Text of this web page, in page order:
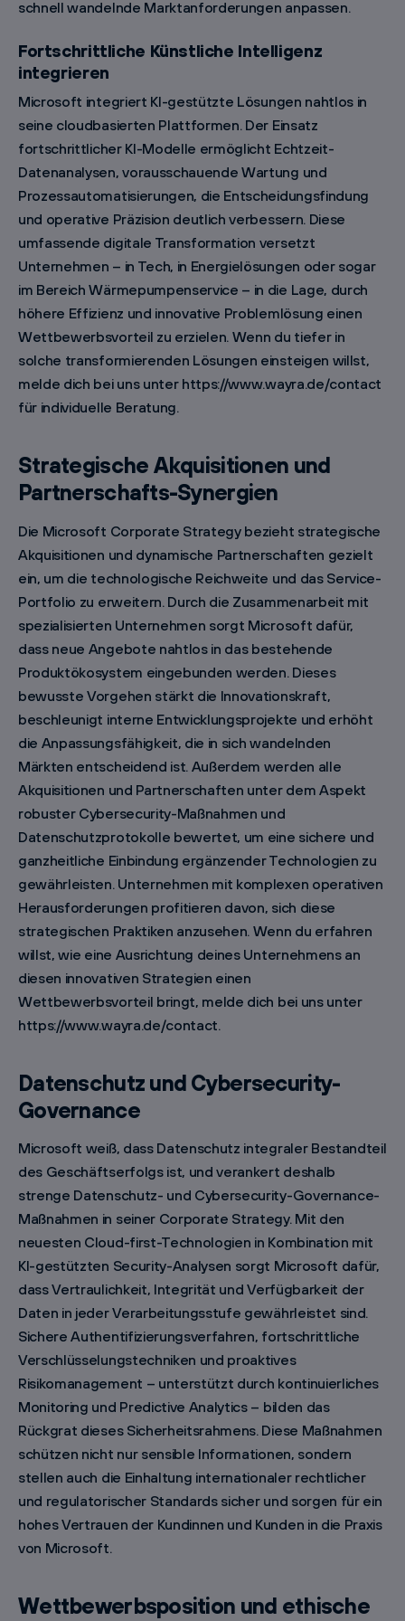
schnell wandelnde Marktanforderungen anpassen.
Fortschrittliche Künstliche Intelligenz
integrieren
Microsoft integriert KI-gestützte Lösungen nahtlos in
seine cloudbasierten Plattformen. Der Einsatz
fortschrittlicher KI-Modelle ermöglicht Echtzeit-
Datenanalysen, vorausschauende Wartung und
Prozessautomatisierungen, die Entscheidungsfindung
und operative Präzision deutlich verbessern. Diese
umfassende digitale Transformation versetzt
Unternehmen – in Tech, in Energielösungen oder sogar
im Bereich Wärmepumpenservice – in die Lage, durch
höhere Effizienz und innovative Problemlösung einen
Wettbewerbsvorteil zu erzielen. Wenn du tiefer in
solche transformierenden Lösungen einsteigen willst,
melde dich bei uns unter https://www.wayra.de/contact
für individuelle Beratung.
Strategische Akquisitionen und
Partnerschafts-Synergien
Die Microsoft Corporate Strategy bezieht strategische
Akquisitionen und dynamische Partnerschaften gezielt
ein, um die technologische Reichweite und das Service-
Portfolio zu erweitern. Durch die Zusammenarbeit mit
spezialisierten Unternehmen sorgt Microsoft dafür,
dass neue Angebote nahtlos in das bestehende
Produktökosystem eingebunden werden. Dieses
bewusste Vorgehen stärkt die Innovationskraft,
beschleunigt interne Entwicklungsprojekte und erhöht
die Anpassungsfähigkeit, die in sich wandelnden
Märkten entscheidend ist. Außerdem werden alle
Akquisitionen und Partnerschaften unter dem Aspekt
robuster Cybersecurity-Maßnahmen und
Datenschutzprotokolle bewertet, um eine sichere und
ganzheitliche Einbindung ergänzender Technologien zu
gewährleisten. Unternehmen mit komplexen operativen
Herausforderungen profitieren davon, sich diese
strategischen Praktiken anzusehen. Wenn du erfahren
willst, wie eine Ausrichtung deines Unternehmens an
diesen innovativen Strategien einen
Wettbewerbsvorteil bringt, melde dich bei uns unter
https://www.wayra.de/contact.
Datenschutz und Cybersecurity-
Governance
Microsoft weiß, dass Datenschutz integraler Bestandteil
des Geschäftserfolgs ist, und verankert deshalb
strenge Datenschutz- und Cybersecurity-Governance-
Maßnahmen in seiner Corporate Strategy. Mit den
neuesten Cloud-first-Technologien in Kombination mit
KI-gestützten Security-Analysen sorgt Microsoft dafür,
dass Vertraulichkeit, Integrität und Verfügbarkeit der
Daten in jeder Verarbeitungsstufe gewährleistet sind.
Sichere Authentifizierungsverfahren, fortschrittliche
Verschlüsselungstechniken und proaktives
Risikomanagement – unterstützt durch kontinuierliches
Monitoring und Predictive Analytics – bilden das
Rückgrat dieses Sicherheitsrahmens. Diese Maßnahmen
schützen nicht nur sensible Informationen, sondern
stellen auch die Einhaltung internationaler rechtlicher
und regulatorischer Standards sicher und sorgen für ein
hohes Vertrauen der Kundinnen und Kunden in die Praxis
von Microsoft.
Wettbewerbsposition und ethische